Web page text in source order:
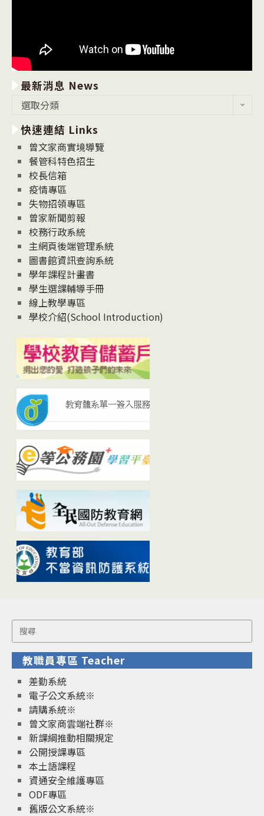
最新消息 News
消
息
News
選取分類
快速連結 Links
曾文家商實境導覽
餐管科特色招生
校長信箱
疫情專區
失物招領專區
曾家新聞剪報
校務行政系統
主網頁後端管理系統
圖書館資訊查詢系統
學年課程計畫書
學生選課輔導手冊
線上教學專區
學校介紹(School Introduction)
Search
for:
教職員專區 Teacher
差勤系統
電子公文系統※
請購系統※
曾文家商雲端社群※
新課綱推動相關規定
公開授課專區
本土語課程
資通安全維護專區
ODF專區
舊版公文系統※